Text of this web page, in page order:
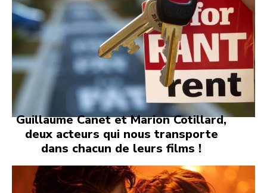
Guillaume Canet et Marion Cotillard,
deux acteurs qui nous transporte
dans chacun de leurs films !